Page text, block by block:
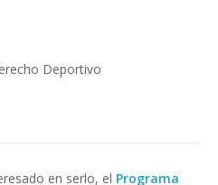
Deportivo
en serlo, el Programa